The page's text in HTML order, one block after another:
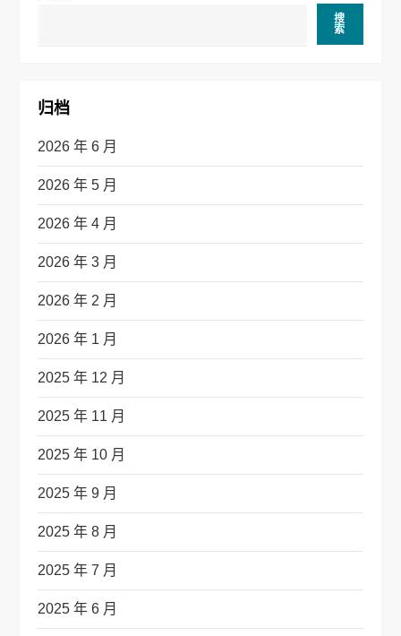
搜
索
归档
2026 年 6 月
2026 年 5 月
2026 年 4 月
2026 年 3 月
2026 年 2 月
2026 年 1 月
2025 年 12 月
2025 年 11 月
2025 年 10 月
2025 年 9 月
2025 年 8 月
2025 年 7 月
2025 年 6 月